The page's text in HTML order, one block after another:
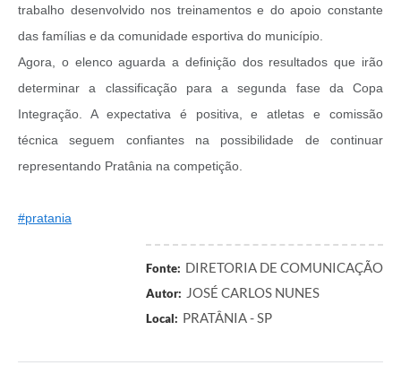
trabalho desenvolvido nos treinamentos e do apoio constante
das famílias e da comunidade esportiva do município.
Agora, o elenco aguarda a definição dos resultados que irão
determinar a classificação para a segunda fase da Copa
Integração. A expectativa é positiva, e atletas e comissão
técnica seguem confiantes na possibilidade de continuar
representando Pratânia na competição.
#pratania
Fonte: DIRETORIA DE COMUNICAÇÃO
Autor: JOSÉ CARLOS NUNES
Local: PRATÂNIA - SP